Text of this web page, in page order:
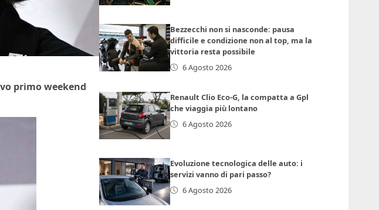
primo weekend
Bezzecchi non si nasconde: pausa
difficile e condizione non al top, ma la
vittoria resta possibile
6 Agosto 2026
Renault Clio Eco-G, la compatta a Gpl
che viaggia più lontano
6 Agosto 2026
Evoluzione tecnologica delle auto: i
servizi vanno di pari passo?
6 Agosto 2026